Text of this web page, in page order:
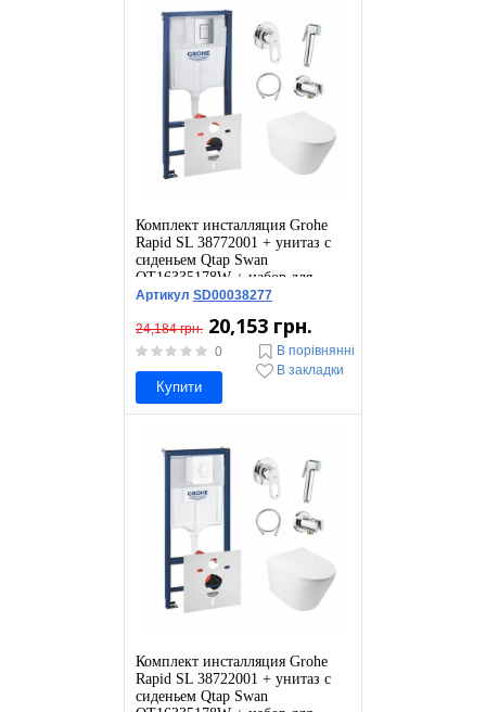
Комплект инсталляция Grohe
Rapid SL 38772001 + унитаз с
сиденьем Qtap Swan
QT16335178W + набор для
гигиенического душа со
111042
Артикул SD00038277
24,184 грн. 20,153 грн.
0
Купити
В порівнянні
В закладки
Комплект инсталляция Grohe
Rapid SL 38722001 + унитаз с
сиденьем Qtap Swan